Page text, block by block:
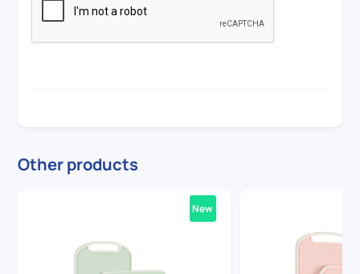
Other products
New